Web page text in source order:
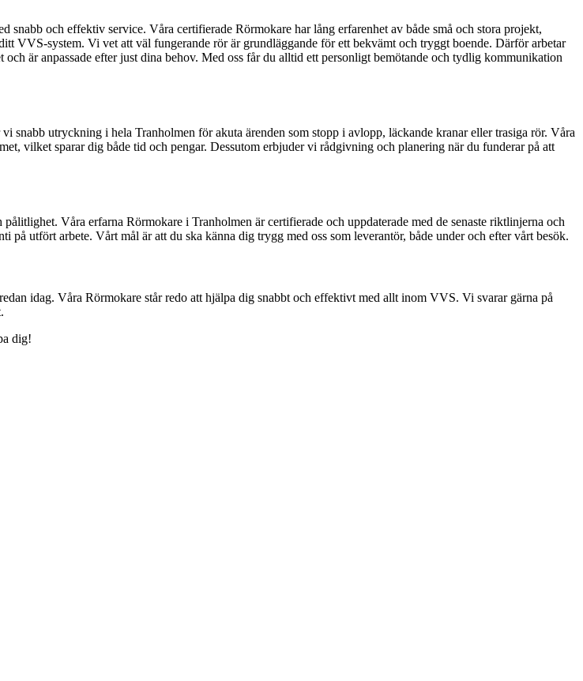
snabb och effektiv service. Våra certifierade Rörmokare har lång erfarenhet av både små och stora projekt,
VVS-system. Vi vet att väl fungerande rör är grundläggande för ett bekvämt och tryggt boende. Därför arbetar
är anpassade efter just dina behov. Med oss får du alltid ett personligt bemötande och tydlig kommunikation
utryckning i hela Tranholmen för akuta ärenden som stopp i avlopp, läckande kranar eller trasiga rör. Våra
vilket sparar dig både tid och pengar. Dessutom erbjuder vi rådgivning och planering när du funderar på att
Våra erfarna Rörmokare i Tranholmen är certifierade och uppdaterade med de senaste riktlinjerna och
utfört arbete. Vårt mål är att du ska känna dig trygg med oss som leverantör, både under och efter vårt besök.
idag. Våra Rörmokare står redo att hjälpa dig snabbt och effektivt med allt inom VVS. Vi svarar gärna på
dig!